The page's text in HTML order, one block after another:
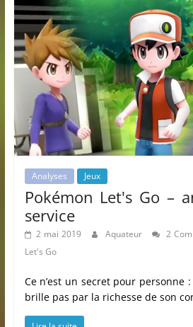
Analyses Jeux
Pokémon Let's Go –
service
2 mai 2019 Aquateur 2
Let's Go
Ce n’est un secret pour personne :
brille pas par la richesse de son